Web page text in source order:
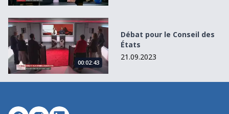
Débat pour le Conseil des États
00:02:43
Débat pour le Conseil des
États
21.09.2023